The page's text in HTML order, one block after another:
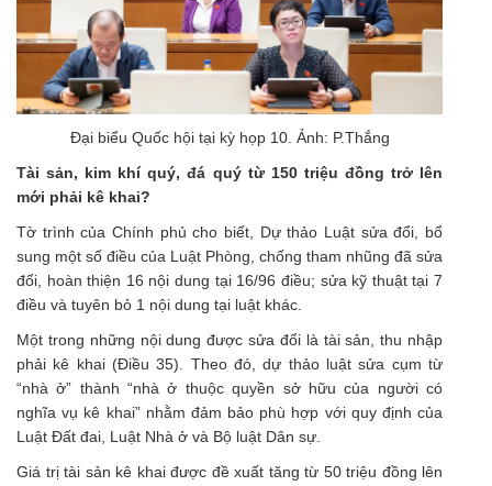
Đại biểu Quốc hội tại kỳ họp 10. Ảnh: P.Thắng
Tài sản, kim khí quý, đá quý từ 150 triệu đồng trở lên
mới phải kê khai?
Tờ trình của Chính phủ cho biết, Dự thảo Luật sửa đổi, bổ
sung một số điều của Luật Phòng, chống tham nhũng đã sửa
đổi, hoàn thiện 16 nội dung tại 16/96 điều; sửa kỹ thuật tại 7
điều và tuyên bỏ 1 nội dung tại luật khác.
Một trong những nội dung được sửa đổi là tài sản, thu nhập
phải kê khai (Điều 35). Theo đó, dự thảo luật sửa cụm từ
“nhà ở” thành “nhà ở thuộc quyền sở hữu của người có
nghĩa vụ kê khai” nhằm đảm bảo phù hợp với quy định của
Luật Đất đai, Luật Nhà ở và Bộ luật Dân sự.
Giá trị tài sản kê khai được đề xuất tăng từ 50 triệu đồng lên